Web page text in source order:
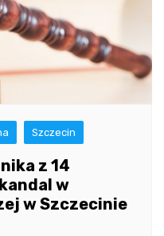
Szczecin
z 14
w
w Szczecinie